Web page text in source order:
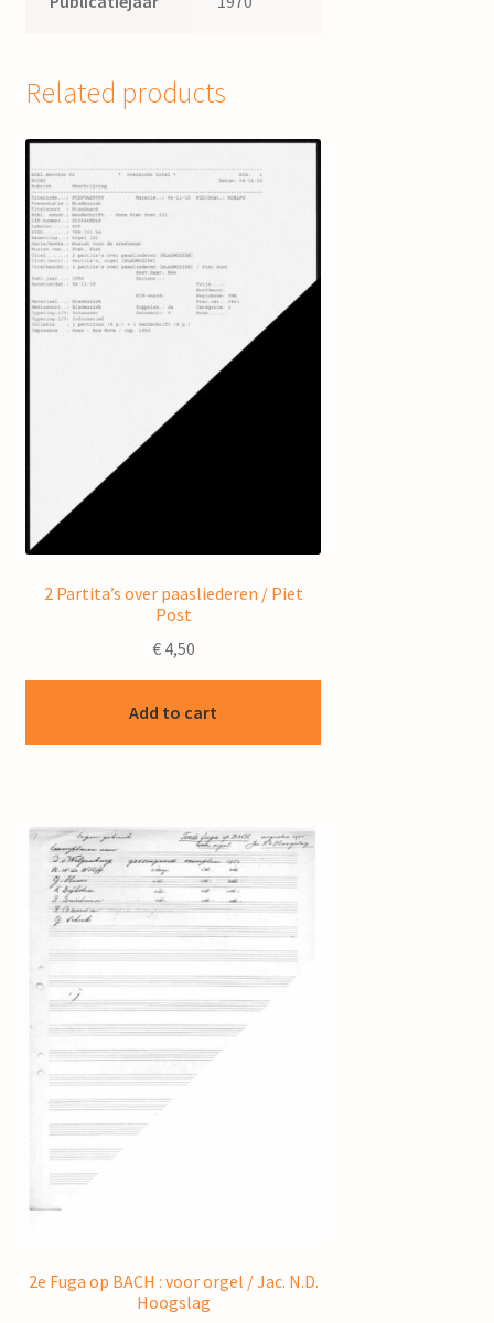
Related products
2 Partita’s over paasliederen / Piet
Post
€4,50
Add to cart
2e Fuga op BACH : voor orgel / Jac. N.D.
Hoogslag